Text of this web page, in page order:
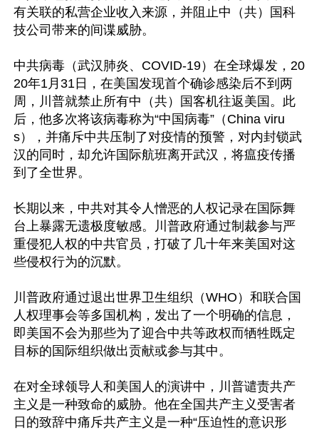
有关联的私营企业收入来源，并阻止中（共）国科
技公司带来的间谍威胁。
中共病毒（武汉肺炎、COVID-19）在全球爆发，20
20年1月31日，在美国发现首个确诊感染后不到两
周，川普就禁止所有中（共）国客机往返美国。此
后，他多次将该病毒称为“中国病毒”（China viru
s），并痛斥中共压制了对疫情的预警，对内封锁武
汉的同时，却允许国际航班离开武汉，将瘟疫传播
到了全世界。
长期以来，中共对其令人憎恶的人权记录在国际舞
台上暴露无遗极度敏感。川普政府通过制裁参与严
重侵犯人权的中共官员，打破了几十年来美国对这
些侵权行为的沉默。
川普政府通过退出世界卫生组织（WHO）和联合国
人权理事会等多国机构，发出了一个明确的信息，
即美国不会为那些为了迎合中共等政权而牺牲既定
目标的国际组织做出贡献或参与其中。
在对全球领导人和美国人的演讲中，川普谴责共产
主义是一种致命的威胁。他在全国共产主义受害者
日的致辞中痛斥共产主义是一种“压迫性的意识形